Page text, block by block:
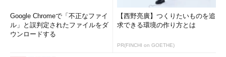
め要求仕様ぎりぎりのシステムでは、無理にWindows 10にしな
い方がいいだろう。
個人的な主観で言えば、Windows XPやVistaからWindows 7に
Google Chromeで「不正なファイ
ル」と誤判定されたファイルをダ
ウンロードする
【西野亮廣】つくりたいものを追
求できる環境の作り方とは
PR(FINCHI on GOETHE)